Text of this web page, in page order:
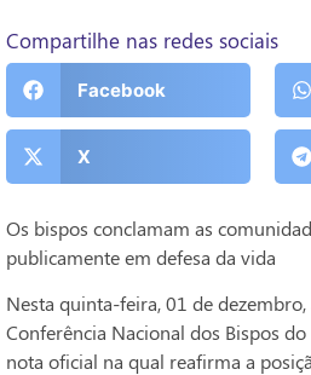
Compartilhe nas redes sociais
Facebook
X
Os bispos conclamam as
publicamente em defesa da vida
Nesta quinta-feira, 01 de
Conferência Nacional dos Bispos
nota oficial na qual reafirma a